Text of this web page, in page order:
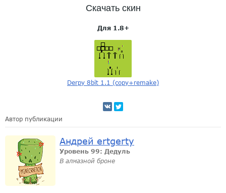
Скачать скин
Для 1.8+
Derpy 8bit 1.1 (copy+remake)
Автор публикации
Андрей ertgerty
Уровень 99: Дедуль
В алмазной броне